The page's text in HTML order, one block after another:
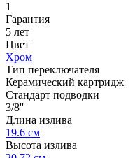
1
Гарантия
5 лет
Цвет
Хром
Тип переключателя
Керамический картридж
Стандарт подводки
3/8''
Длина излива
19.6 см
Высота излива